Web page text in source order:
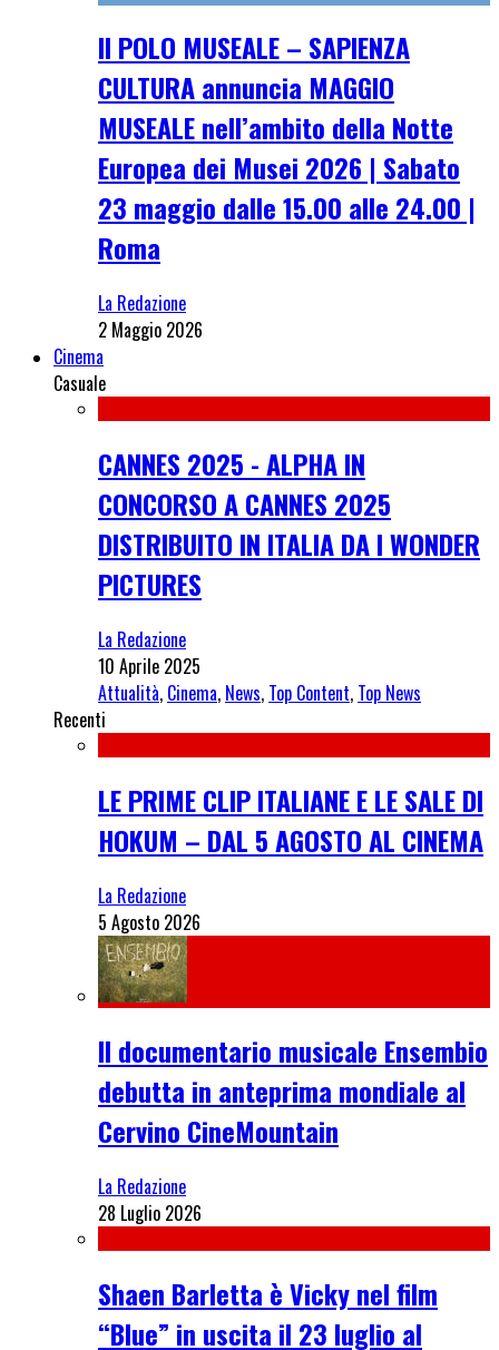
Il POLO MUSEALE – SAPIENZA
CULTURA annuncia MAGGIO
MUSEALE nell’ambito della Notte
Europea dei Musei 2026 | Sabato
23 maggio dalle 15.00 alle 24.00 |
Roma
La Redazione
2 Maggio 2026
Cinema
Casuale
CANNES 2025 - ALPHA IN
CONCORSO A CANNES 2025
DISTRIBUITO IN ITALIA DA I WONDER
PICTURES
La Redazione
10 Aprile 2025
Attualità, Cinema, News, Top Content, Top News
Recenti
LE PRIME CLIP ITALIANE E LE SALE DI
HOKUM – DAL 5 AGOSTO AL CINEMA
La Redazione
5 Agosto 2026
Il documentario musicale Ensembio
debutta in anteprima mondiale al
Cervino CineMountain
La Redazione
28 Luglio 2026
Shaen Barletta è Vicky nel film
“Blue” in uscita il 23 luglio al